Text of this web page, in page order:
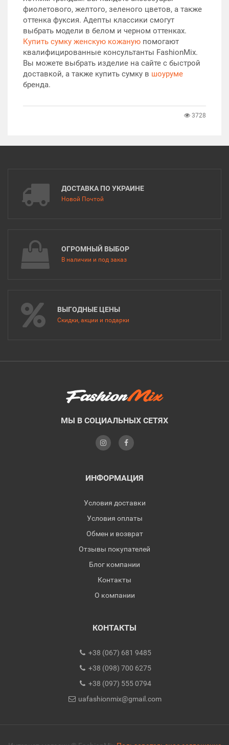
фиолетового, желтого, зеленого цветов, а также
оттенка фуксия. Адепты классики смогут
выбрать модели в белом и черном оттенках.
Купить сумку женскую кожаную помогают
квалифицированные консультанты FashionMix.
Вы можете выбрать изделие на сайте с быстрой
доставкой, а также купить сумку в шоуруме
бренда.
3728
ДОСТАВКА ПО УКРАИНЕ
Новой Почтой
ОГРОМНЫЙ ВЫБОР
В наличии и под заказ
ВЫГОДНЫЕ ЦЕНЫ
Скидки, акции и подарки
МЫ В СОЦИАЛЬНЫХ СЕТЯХ
ИНФОРМАЦИЯ
Условия доставки
Условия оплаты
Обмен и возврат
Отзывы покупателей
Блог компании
Контакты
О компании
КОНТАКТЫ
+38 (067) 681 9485
+38 (098) 700 6275
+38 (097) 555 0794
uafashionmix@gmail.com